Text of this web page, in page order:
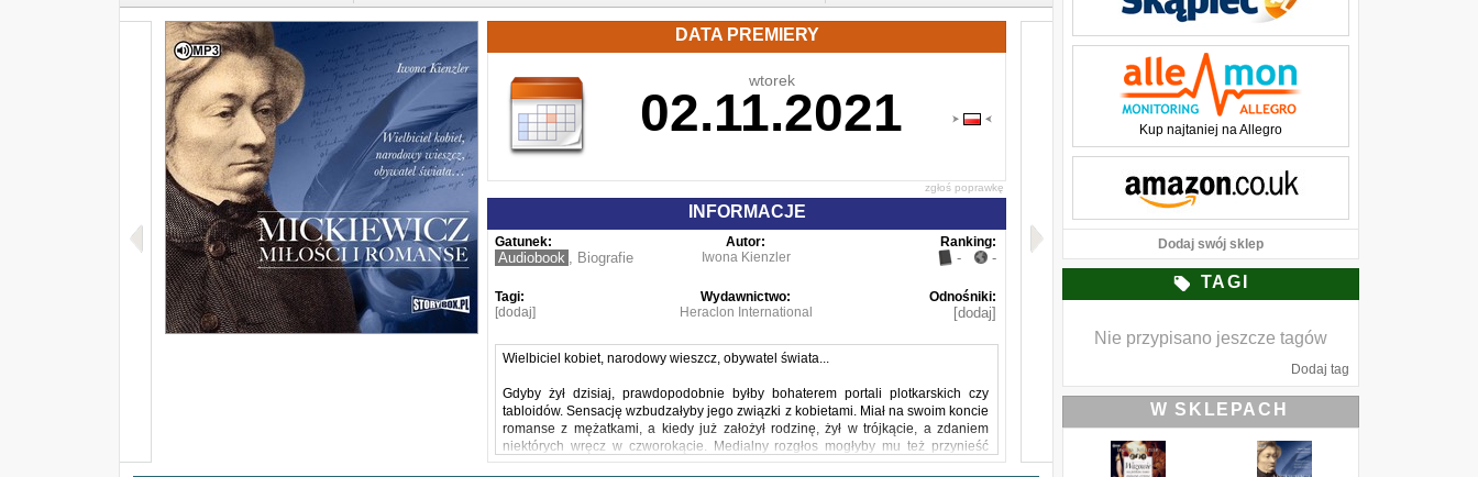
DATA PREMIERY
wtorek
02.11.2021
zgłoś poprawkę
INFORMACJE
Gatunek:
Audiobook , Biografie
Autor:
Iwona Kienzler
Ranking:
- -
Tagi:
[dodaj]
Wydawnictwo:
Heraclon International
Odnośniki:
[dodaj]
Wielbiciel kobiet, narodowy wieszcz, obywatel świata...
Gdyby żył dzisiaj, prawdopodobnie byłby bohaterem portali plotkarskich czy
tabloidów. Sensację wzbudzałyby jego związki z kobietami. Miał na swoim koncie
romanse z mężatkami, a kiedy już założył rodzinę, żył w trójkącie, a zdaniem
niektórych wręcz w czworokącie. Medialny rozgłos mogłyby mu też przynieść
przynależność do towiańczyków czy kontrowersyjne poglądy, zwłaszcza że do ich
Kup najtaniej na Allegro
Dodaj swój sklep
TAGI
Nie przypisano jeszcze tagów
Dodaj tag
W SKLEPACH